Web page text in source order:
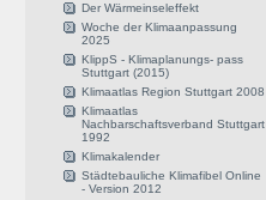
Der Wärmeinseleffekt
Woche der Klimaanpassung
2025
KlippS - Klimaplanungs- pass
Stuttgart (2015)
Klimaatlas Region Stuttgart 2008
Klimaatlas
Nachbarschaftsverband Stuttgart
1992
Klimakalender
Städtebauliche Klimafibel Online
- Version 2012